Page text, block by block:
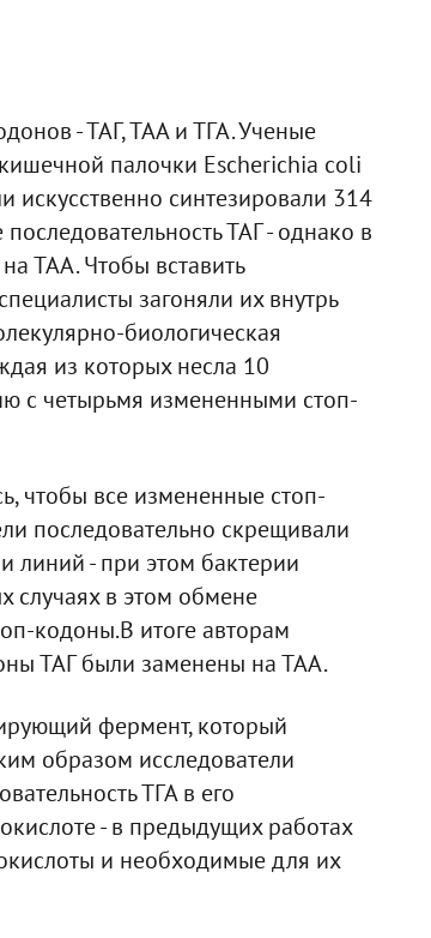
- ТАГ, ТАА и ТГА. Ученые
палочки Escherichia coli
искусственно синтезировали 314
ТАГ - однако в
ТАА. Чтобы вставить
загоняли их внутрь
биологическая
из которых несла 10
с четырьмя измененными стоп-
чтобы все измененные стоп-
последовательно скрещивали
линий - при этом бактерии
случаях в этом обмене
кодоны.В итоге авторам
ТАГ были заменены на ТАА.
фермент, который
образом исследователи
ТГА в его
- в предыдущих работах
и необходимые для их